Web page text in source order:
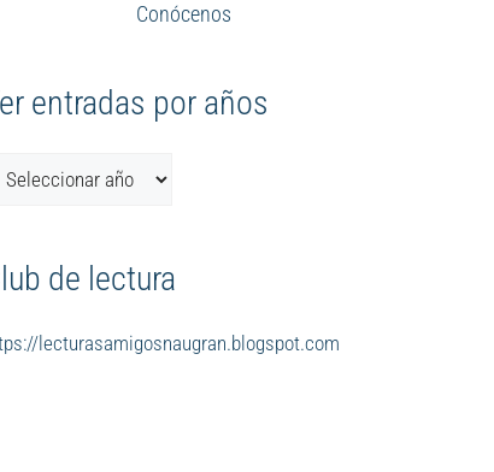
Conócenos
entradas por años
de lectura
lecturasamigosnaugran.blogspot.com